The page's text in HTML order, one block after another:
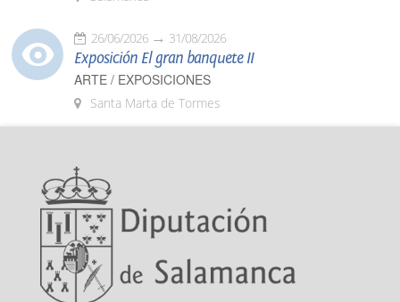
26/06/2026 31/08/2026
Exposición El gran banquete II
ARTE / EXPOSICIONES
Santa Marta de Tormes